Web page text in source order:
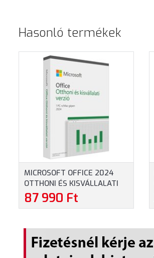
Hasonló termékek
MICROSOFT OFFICE 2024
OTTHONI ÉS KISVÁLLALATI
VERZIÓ - HOME AND
BUSINESS (EP2-06667)
87 990 Ft